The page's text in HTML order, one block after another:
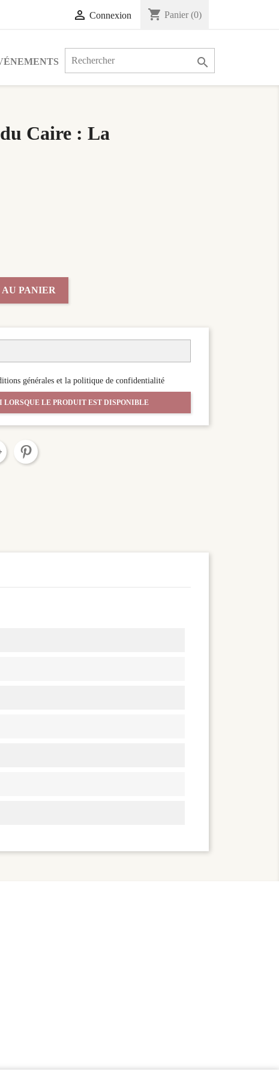
 Connexion shopping_cart Panier (0)

Caire : La
PANIER
générales et la politique de confidentialité
LORSQUE LE PRODUIT EST DISPONIBLE